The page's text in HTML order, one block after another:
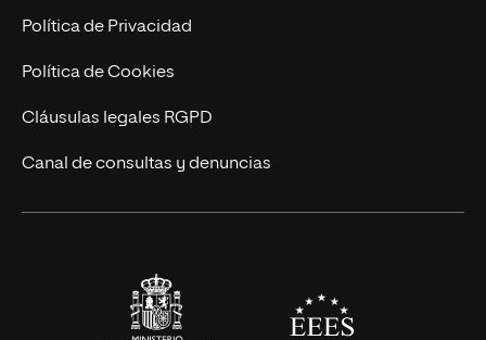
Postgrados
Cursos Universitarios
Trabaja en UNIR
Actualidad
UNIR Revista
Eventos
Política de Privacidad
Política de Cookies
Cláusulas legales RGPD
Canal de consultas y denuncias